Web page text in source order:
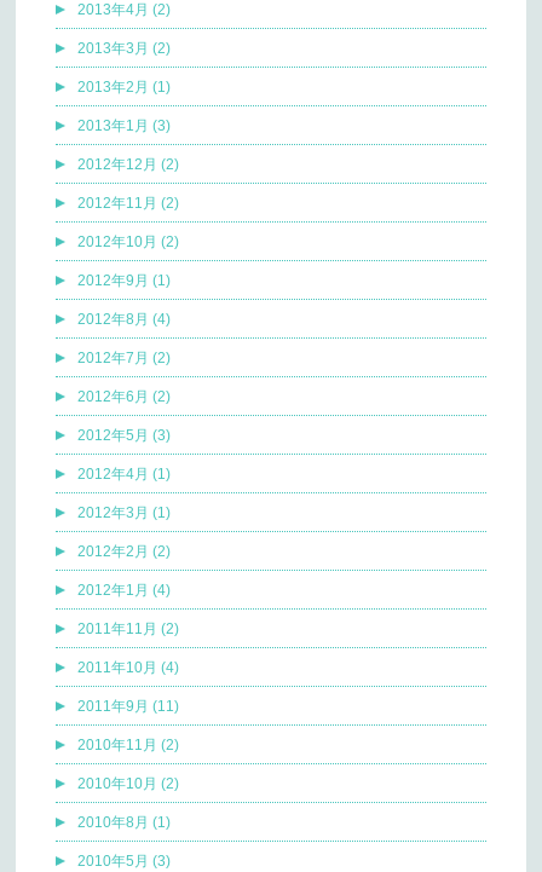
2013年4月 (2)
2013年3月 (2)
2013年2月 (1)
2013年1月 (3)
2012年12月 (2)
2012年11月 (2)
2012年10月 (2)
2012年9月 (1)
2012年8月 (4)
2012年7月 (2)
2012年6月 (2)
2012年5月 (3)
2012年4月 (1)
2012年3月 (1)
2012年2月 (2)
2012年1月 (4)
2011年11月 (2)
2011年10月 (4)
2011年9月 (11)
2010年11月 (2)
2010年10月 (2)
2010年8月 (1)
2010年5月 (3)